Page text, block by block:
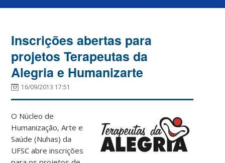
Inscrições abertas para
projetos Terapeutas da
Alegria e Humanizarte
16/09/2013 17:51
O Núcleo de
Humanização, Arte e
Saúde (Nuhas) da
UFSC abre inscrições